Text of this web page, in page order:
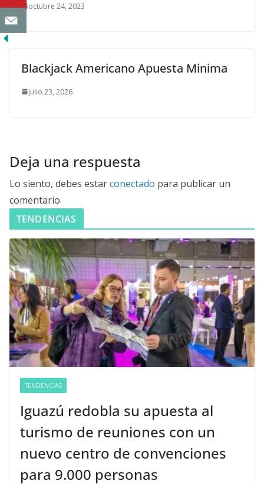
octubre 24, 2023
Blackjack Americano Apuesta Minima
julio 23, 2026
Deja una respuesta
Lo siento, debes estarconectado para publicar un
comentario.
TENDENCIAS
TENDENCIAS
Iguazú redobla su apuesta al
turismo de reuniones con un
nuevo centro de convenciones
para 9.000 personas